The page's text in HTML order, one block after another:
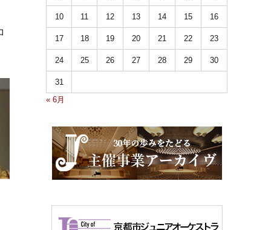
10 11 12 13 14 15 16
17 18 19 20 21 22 23
24 25 26 27 28 29 30
31
« 6月